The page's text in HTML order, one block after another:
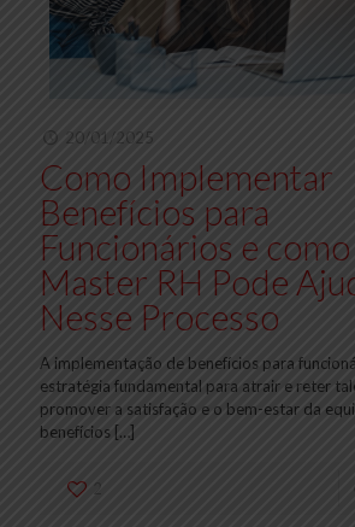
20/01/2025
Como Implementar
Benefícios para
Funcionários e como
Master RH Pode
Nesse Processo
A implementação de benefícios para
estratégia fundamental para atrair e reter
promover a satisfação e o bem-estar da
benefícios […]
2